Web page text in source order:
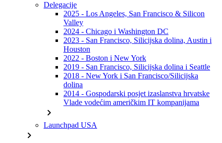
Delegacije
2025 - Los Angeles, San Francisco & Silicon
Valley
2024 - Chicago i Washington DC
2023 - San Francisco, Silicijska dolina, Austin i
Houston
2022 - Boston i New York
2019 - San Francisco, Silicijska dolina i Seattle
2018 - New York i San Francisco/Silicijska
dolina
2014 - Gospodarski posjet izaslanstva hrvatske
Vlade vodećim američkim IT kompanijama
chevron_right
Launchpad USA
chevron_right